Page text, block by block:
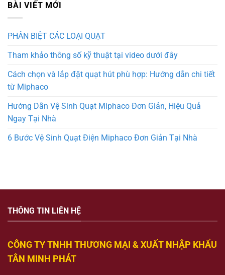
BÀI VIẾT MỚI
PHÂN BIỆT CÁC LOẠI QUẠT
Tham khảo thông số kỹ thuật tại video dưới đây
Cách chọn và lắp đặt quạt hút phù hợp: Hướng dẫn chi tiết
từ Miphaco
Hướng Dẫn Vệ Sinh Quạt Miphaco Đơn Giản, Hiệu Quả
Ngay Tại Nhà
6 Bước Vệ Sinh Quạt Điện Miphaco Đơn Giản Tại Nhà
THÔNG TIN LIÊN HỆ
CÔNG TY TNHH THƯƠNG MẠI & XUẤT NHẬP KHẨU
TÂN MINH PHÁT